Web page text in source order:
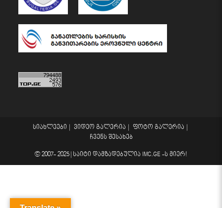
სიახლეები ვიდეო გალერია
ფოტო გალერია
ჩვენს შესახებ
© 2007- 2025 | საიტი დამზადებულია IMC.GE -ს მიერ!